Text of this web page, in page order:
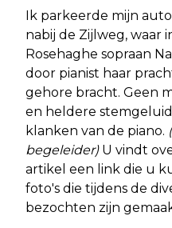
Ik parkeerde mijn
nabij de Zijlweg, waar
Rosehaghe sopraan
door pianist haar
gehore bracht. Geen
en heldere
klanken van de piano.
begeleider) U vindt
artikel een link die u
foto's die tijdens de
bezochten zijn